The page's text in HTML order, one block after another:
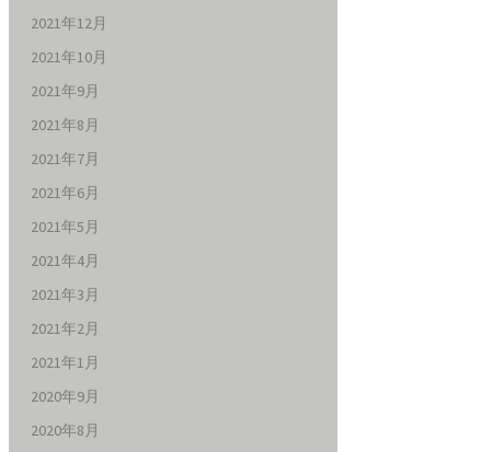
2021年12月
2021年10月
2021年9月
2021年8月
2021年7月
2021年6月
2021年5月
2021年4月
2021年3月
2021年2月
2021年1月
2020年9月
2020年8月